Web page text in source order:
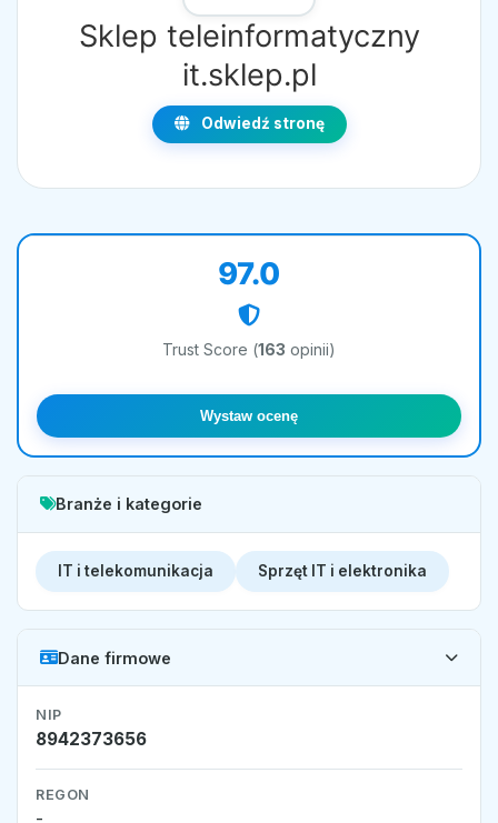
Sklep teleinformatyczny
it.sklep.pl
Odwiedź stronę
97.0
Trust Score (163 opinii)
Wystaw ocenę
Branże i kategorie
IT i telekomunikacja Sprzęt IT i elektronika
Dane firmowe
NIP
8942373656
REGON